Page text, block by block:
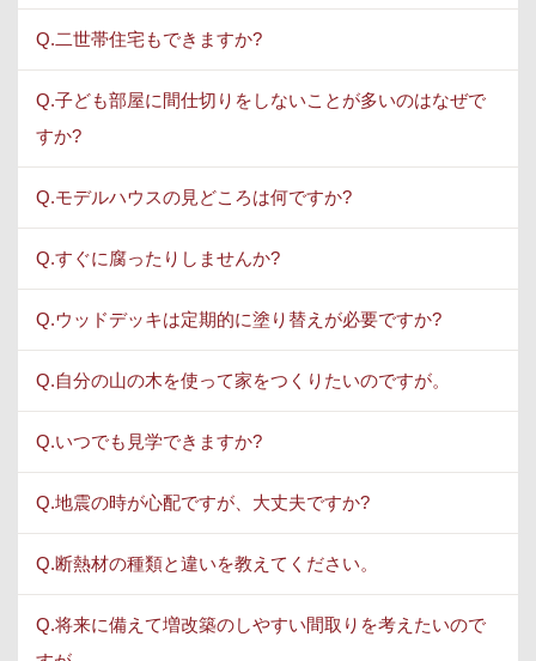
Q.二世帯住宅もできますか?
Q.子ども部屋に間仕切りをしないことが多いのはなぜで
すか?
Q.モデルハウスの見どころは何ですか?
Q.すぐに腐ったりしませんか?
Q.ウッドデッキは定期的に塗り替えが必要ですか?
Q.自分の山の木を使って家をつくりたいのですが。
Q.いつでも見学できますか?
Q.地震の時が心配ですが、大丈夫ですか?
Q.断熱材の種類と違いを教えてください。
Q.将来に備えて増改築のしやすい間取りを考えたいので